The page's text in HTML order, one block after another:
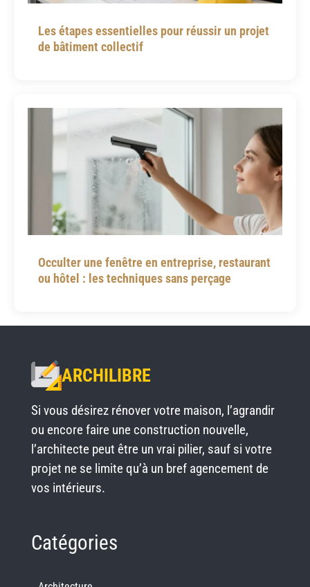
Les étapes essentielles pour réussir un projet
de bâtiment collectif
Occulter une fenêtre en entreprise, restaurant
ou hôtel : les techniques sans perçage
ARCHILIBRE
Si vous désirez rénover votre maison, l’agrandir
ou encore faire une construction nouvelle,
l’architecte peut être un vrai pilier, sauf si votre
projet ne se limite qu’à un bref agencement de
vos intérieurs.
Catégories